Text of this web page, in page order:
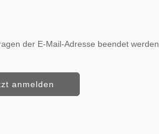
der E-Mail-Adresse beendet werden.